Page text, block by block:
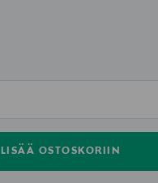
LISÄÄ OSTOSKORIIN